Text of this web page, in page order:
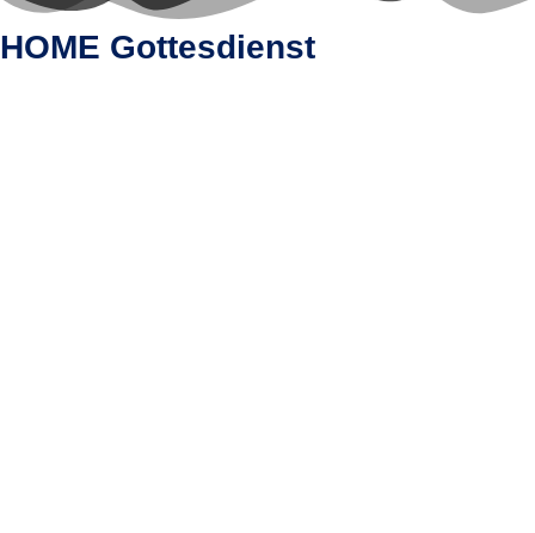
HOME Gottesdienst